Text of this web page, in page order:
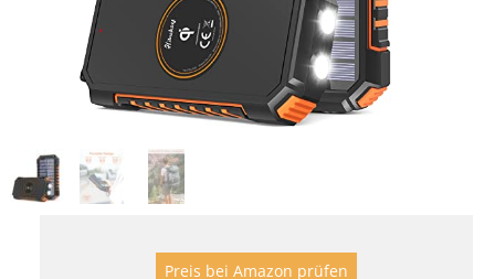
Preis bei Amazon prüfen